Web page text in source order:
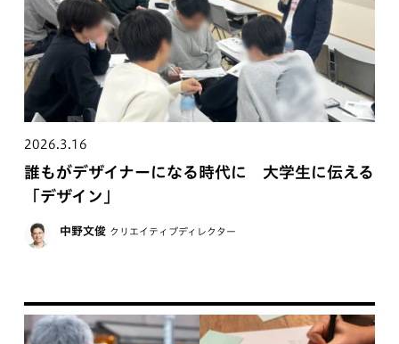
2026.3.16
誰もがデザイナーになる時代に 大学生に伝える
「デザイン」
中野文俊 クリエイティブディレクター